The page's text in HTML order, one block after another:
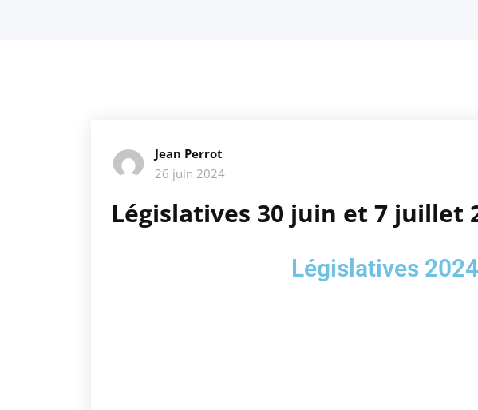
Jean Perrot
26 juin 2024
Législatives 30 juin et 7 juillet
Législatives